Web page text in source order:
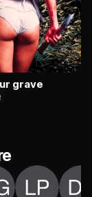
grave